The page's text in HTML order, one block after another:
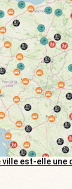
ville est-elle une